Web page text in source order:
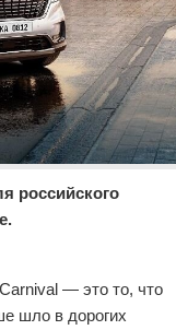
российского
— это то, что
шло в дорогих